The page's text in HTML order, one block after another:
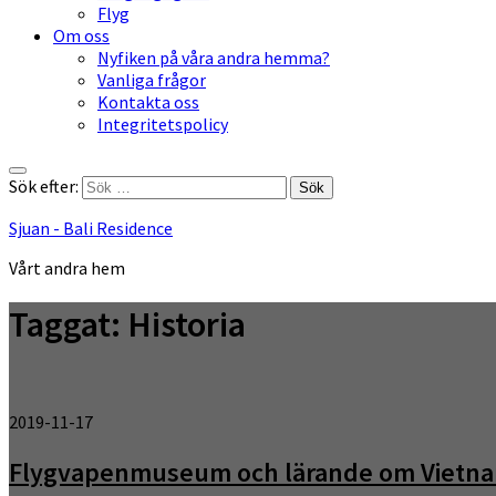
Flyg
Om oss
Nyfiken på våra andra hemma?
Vanliga frågor
Kontakta oss
Integritetspolicy
Sök efter:
Sjuan - Bali Residence
Vårt andra hem
Taggat: Historia
2019-11-17
Flygvapenmuseum och lärande om